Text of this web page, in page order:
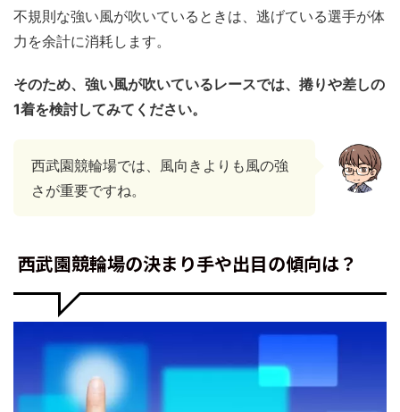
不規則な強い風が吹いているときは、逃げている選手が体
力を余計に消耗します。
そのため、強い風が吹いているレースでは、捲りや差しの
1着を検討してみてください。
西武園競輪場では、風向きよりも風の強
さが重要ですね。
西武園競輪場の決まり手や出目の傾向は？